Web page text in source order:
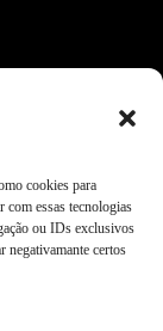
cookies para
com essas tecnologias
ou IDs exclusivos
negativamante certos